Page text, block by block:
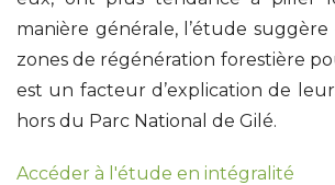
manière générale, l’étude suggère
zones de régénération forestière
est un facteur d’explication de
hors du Parc National de Gilé.
Accéder à l'étude en intégralité